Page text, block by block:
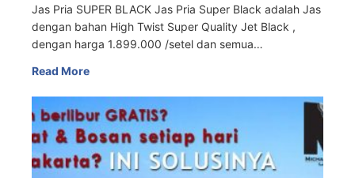
Jas Pria SUPER BLACK Jas Pria Super Black adalah Jas
dengan bahan High Twist Super Quality Jet Black ,
dengan harga 1.899.000 /setel dan semua…
Read More